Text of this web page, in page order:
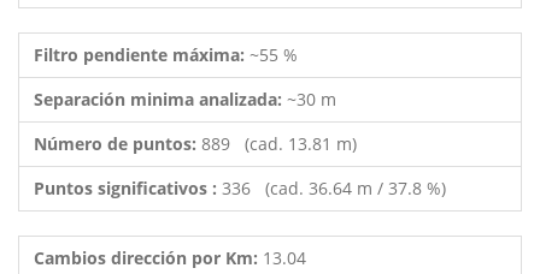
Filtro pendiente máxima: ~55 %
Separación minima analizada: ~30 m
Número de puntos: 889 (cad. 13.81 m)
Puntos significativos : 336 (cad. 36.64 m / 37.8 %)
Cambios dirección por Km: 13.04